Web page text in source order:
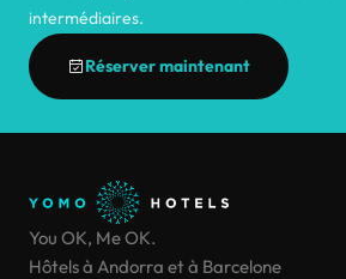
intermédiaires.
Réserver maintenant
You OK, Me OK.
Hôtels à Andorra et à Barcelone